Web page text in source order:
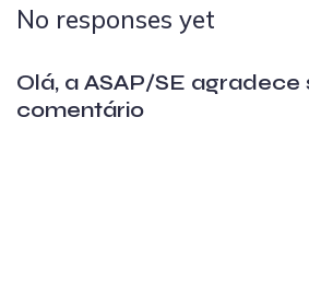
No responses yet
Olá, a ASAP/SE agradece
comentário